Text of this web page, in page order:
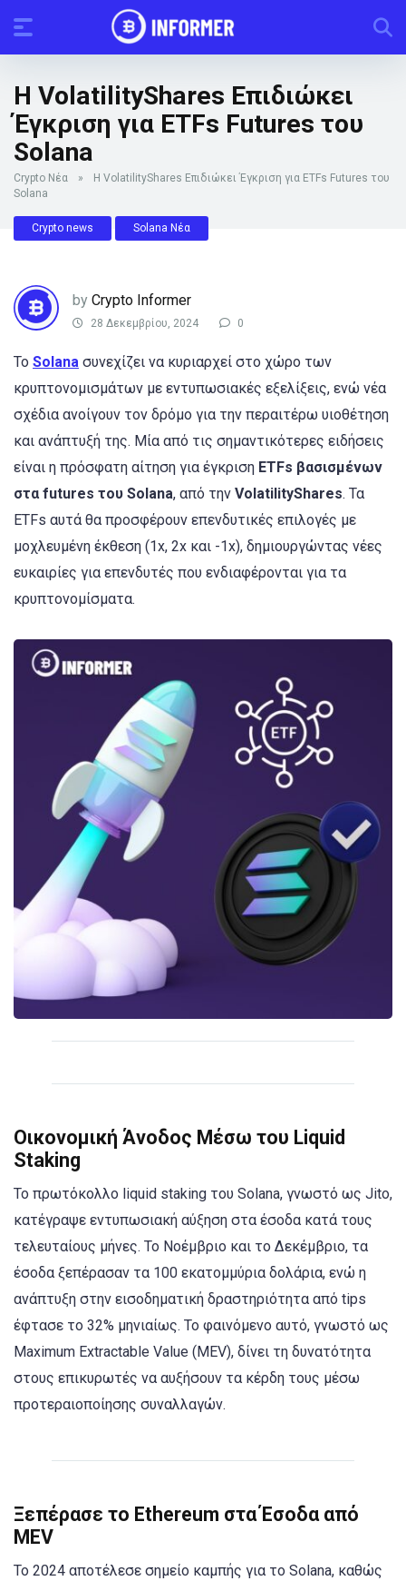
Η VolatilityShares Επιδιώκει
Έγκριση για ETFs Futures του
Solana
Crypto Νέα »
Η VolatilityShares Επιδιώκει Έγκριση για ETFs Futures του
Solana
Crypto news Solana Νέα
by Crypto Informer
28 Δεκεμβρίου, 2024 0
Το Solana συνεχίζει να κυριαρχεί στο χώρο των
κρυπτονομισμάτων με εντυπωσιακές εξελίξεις, ενώ νέα
σχέδια ανοίγουν τον δρόμο για την περαιτέρω υιοθέτηση
και ανάπτυξή της. Μία από τις σημαντικότερες ειδήσεις
είναι η πρόσφατη αίτηση για έγκριση ETFs βασισμένων
στα futures του Solana, από την VolatilityShares. Τα
ETFs αυτά θα προσφέρουν επενδυτικές επιλογές με
μοχλευμένη έκθεση (1x, 2x και -1x), δημιουργώντας νέες
ευκαιρίες για επενδυτές που ενδιαφέρονται για τα
κρυπτονομίσματα.
Οικονομική Άνοδος Μέσω του Liquid
Staking
Το πρωτόκολλο liquid staking του Solana, γνωστό ως Jito,
κατέγραψε εντυπωσιακή αύξηση στα έσοδα κατά τους
τελευταίους μήνες. Το Νοέμβριο και το Δεκέμβριο, τα
έσοδα ξεπέρασαν τα 100 εκατομμύρια δολάρια, ενώ η
ανάπτυξη στην εισοδηματική δραστηριότητα από tips
έφτασε το 32% μηνιαίως. Το φαινόμενο αυτό, γνωστό ως
Maximum Extractable Value (MEV), δίνει τη δυνατότητα
στους επικυρωτές να αυξήσουν τα κέρδη τους μέσω
προτεραιοποίησης συναλλαγών.
Ξεπέρασε το Ethereum στα Έσοδα από
MEV
Το 2024 αποτέλεσε σημείο καμπής για το Solana, καθώς